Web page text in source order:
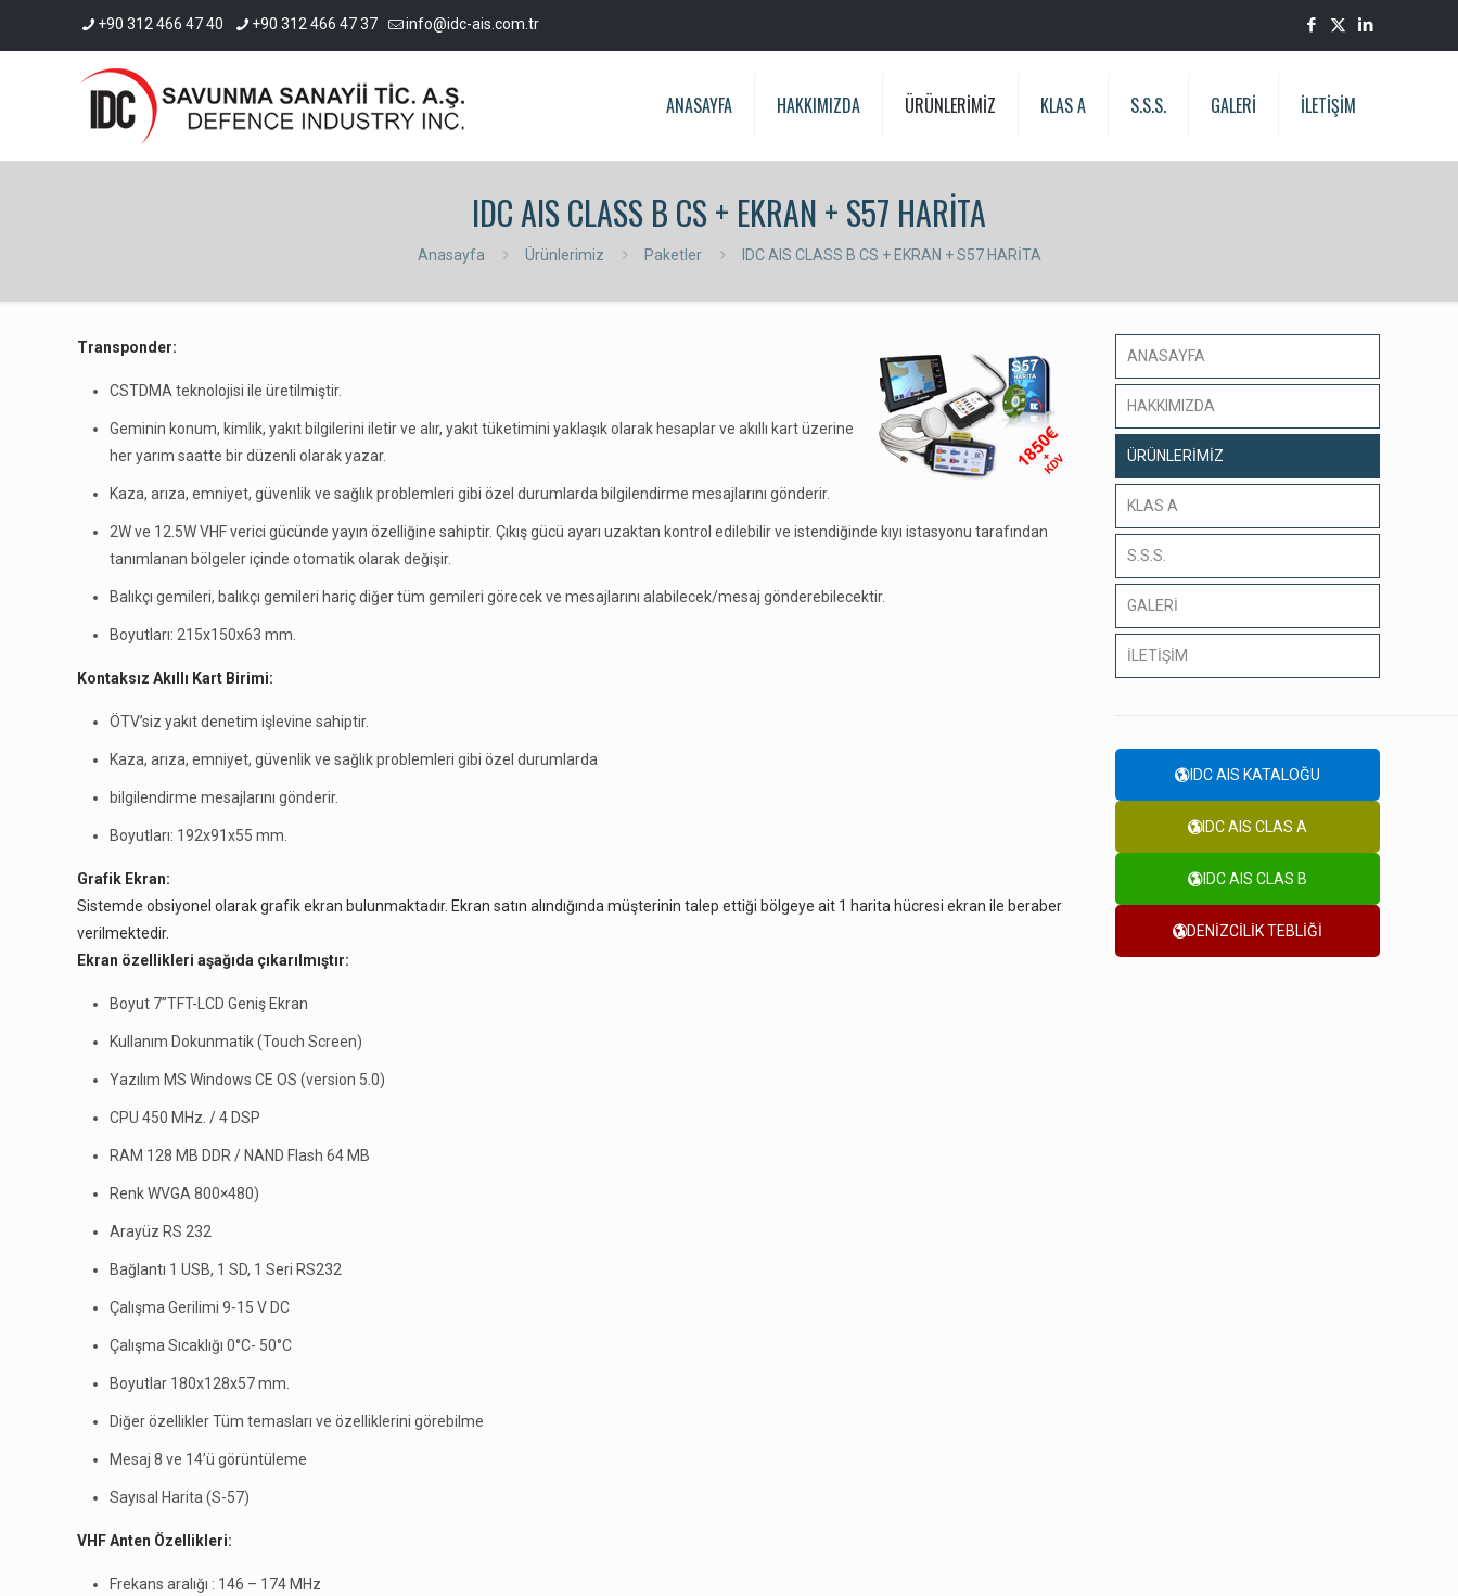
+90 312 466 47 40 +90 312 466 47 37 info@idc-ais.com.tr
ANASAYFA HAKKIMIZDA ÜRÜNLERİMİZ KLAS A S.S.S. GALERİ İLETİŞİM
IDC AIS CLASS B CS + EKRAN + S57 HARİTA
Anasayfa Ürünlerimiz Paketler IDC AIS CLASS B CS + EKRAN + S57 HARİTA
Transponder:
CSTDMA teknolojisi ile üretilmiştir.
Geminin konum, kimlik, yakıt bilgilerini iletir ve alır, yakıt tüketimini yaklaşık olarak hesaplar ve akıllı kart üzerine
her yarım saatte bir düzenli olarak yazar.
Kaza, arıza, emniyet, güvenlik ve sağlık problemleri gibi özel durumlarda bilgilendirme mesajlarını gönderir.
2W ve 12.5W VHF verici gücünde yayın özelliğine sahiptir. Çıkış gücü ayarı uzaktan kontrol edilebilir ve istendiğinde kıyı istasyonu tarafından
tanımlanan bölgeler içinde otomatik olarak değişir.
Balıkçı gemileri, balıkçı gemileri hariç diğer tüm gemileri görecek ve mesajlarını alabilecek/mesaj gönderebilecektir.
Boyutları: 215x150x63 mm.
Kontaksız Akıllı Kart Birimi:
ÖTV’siz yakıt denetim işlevine sahiptir.
Kaza, arıza, emniyet, güvenlik ve sağlık problemleri gibi özel durumlarda
bilgilendirme mesajlarını gönderir.
Boyutları: 192x91x55 mm.
Grafik Ekran:
Sistemde obsiyonel olarak grafik ekran bulunmaktadır. Ekran satın alındığında müşterinin talep ettiği bölgeye ait 1 harita hücresi ekran ile beraber
verilmektedir.
Ekran özellikleri aşağıda çıkarılmıştır:
Boyut 7”TFT-LCD Geniş Ekran
Kullanım Dokunmatik (Touch Screen)
Yazılım MS Windows CE OS (version 5.0)
CPU 450 MHz. / 4 DSP
RAM 128 MB DDR / NAND Flash 64 MB
Renk WVGA 800×480)
Arayüz RS 232
Bağlantı 1 USB, 1 SD, 1 Seri RS232
Çalışma Gerilimi 9-15 V DC
Çalışma Sıcaklığı 0°C- 50°C
Boyutlar 180x128x57 mm.
Diğer özellikler Tüm temasları ve özelliklerini görebilme
Mesaj 8 ve 14’ü görüntüleme
Sayısal Harita (S-57)
VHF Anten Özellikleri:
Frekans aralığı : 146 – 174 MHz
ANASAYFA
HAKKIMIZDA
ÜRÜNLERİMİZ
KLAS A
S.S.S.
GALERİ
İLETİŞİM
IDC AIS KATALOĞU
IDC AIS CLAS A
IDC AIS CLAS B
DENİZCİLİK TEBLİĞİ